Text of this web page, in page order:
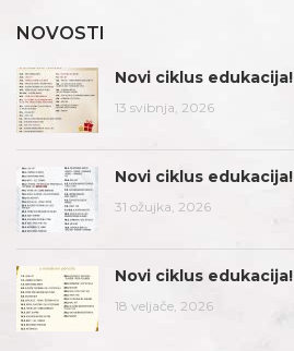
NOVOSTI
Novi ciklus edukacija!
13 svibnja, 2026
Novi ciklus edukacija!
31 ožujka, 2026
Novi ciklus edukacija!
18 veljače, 2026